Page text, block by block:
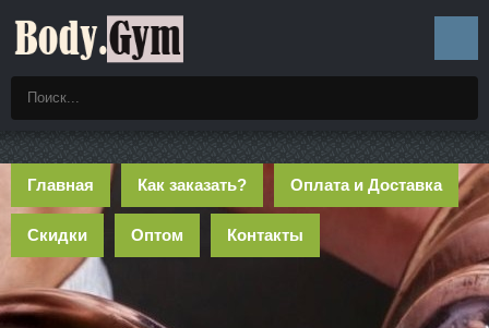
Главная Как заказать? Оплата и Доставка
Скидки Оптом Контакты